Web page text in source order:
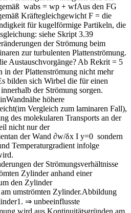
wabs = wp + wfAus den FG
Kräftegleichgewicht F = die
für kugelförmige Partikeln, die
siehe Skript 3.39
der Strömung beim
zur turbulenten Plattenströmung.
Austauschvorgänge? Ab Rekrit = 5
in der Plattenströmung nicht mehr
bilden sich Wirbel die für einen
der Strömung sorgen.
höhere
Vergleich zum laminaren Fall),
des molekularen Transports an der
nicht nur der
der Wand ∂w/δx I y=0 sondern
Temperaturgradient infolge
der Strömungsverhältnisse
Zylinder anhand einer
den Zylinder
am umströmten Zylinder.Abbildung
⇒ unbeeinflusste
wird aus Kontinuitätsgründen am